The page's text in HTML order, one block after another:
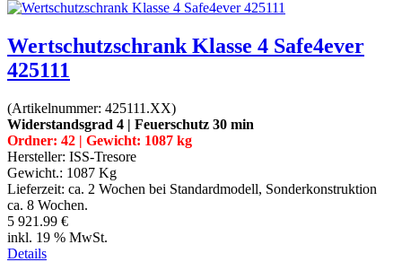
Wertschutzschrank Klasse 4 Safe4ever
425111
(Artikelnummer: 425111.XX)
Widerstandsgrad 4 | Feuerschutz 30 min
Ordner: 42 | Gewicht: 1087 kg
Hersteller: ISS-Tresore
Gewicht.: 1087 Kg
Lieferzeit: ca. 2 Wochen bei Standardmodell, Sonderkonstruktion
ca. 8 Wochen.
5 921.99 €
inkl. 19 % MwSt.
Details